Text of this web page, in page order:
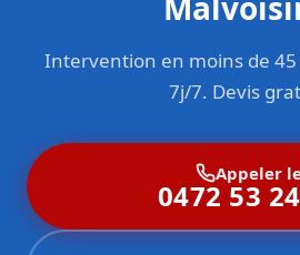
Intervention en moins de
7j/7. Devis
Appeler
0472 53